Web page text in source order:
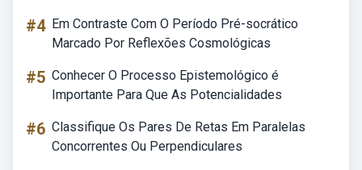
#4 Em Contraste Com O Período Pré-socrático
Marcado Por Reflexões Cosmológicas
#5 Conhecer O Processo Epistemológico é
Importante Para Que As Potencialidades
#6 Classifique Os Pares De Retas Em Paralelas
Concorrentes Ou Perpendiculares